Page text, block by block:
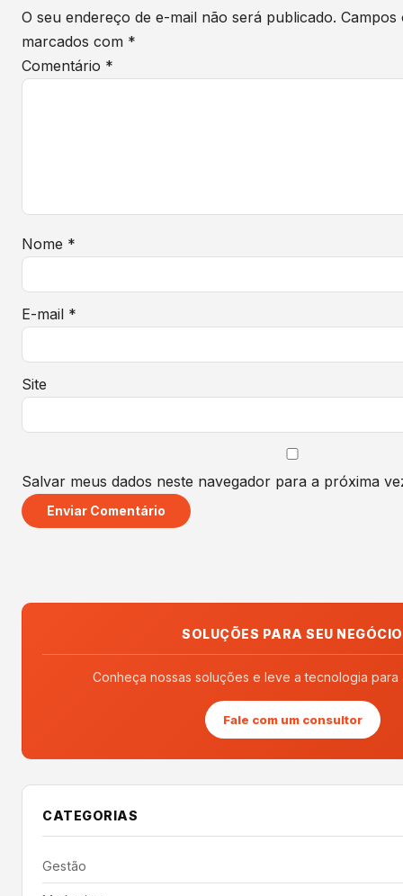
O seu endereço de e-mail não será publicado. Campos
marcados com *
Comentário *
Nome *
E-mail *
Site
Salvar meus dados neste navegador para a próxima
SOLUÇÕES PARA SEU NEGÓCIO
Conheça nossas soluções e leve a tecnologia para
Fale com um consultor
CATEGORIAS
Gestão